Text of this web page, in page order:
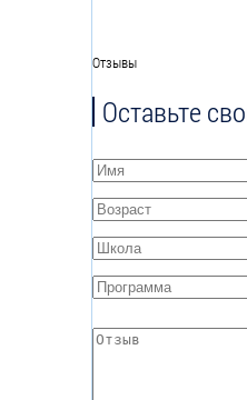
Отзывы
Оставьте
Имя*
Возраст*
Школа*
Программа*
Отзыв*